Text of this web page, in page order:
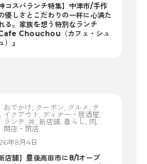
神コスパランチ特集】中津市/手作
優しさとこだわりの一杯に心満た
る。家族を想う特別なランチ
Cafe Chouchou（カフェ・シュ
）』
おでかけ, クーポン, グルメ, テ
イクアウト, ディナー・居酒屋,
ランチ, 丼, 新店舗, 暮らし, 肉,
開店・閉店
年8月4日
新店舗】豊後高田市に8/1オープ